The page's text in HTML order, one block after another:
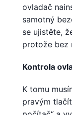
ovladač
samotný
se ujistěte,
protože bez
Kontrola
K tomu
pravým